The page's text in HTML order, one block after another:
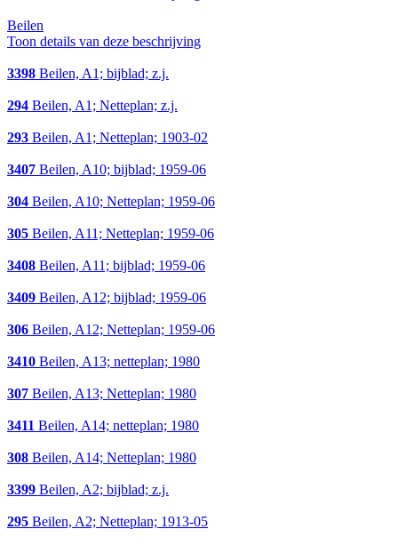
Beilen
Toon details van deze beschrijving
3398 Beilen, A1; bijblad; z.j.
294 Beilen, A1; Netteplan; z.j.
293 Beilen, A1; Netteplan; 1903-02
3407 Beilen, A10; bijblad; 1959-06
304 Beilen, A10; Netteplan; 1959-06
305 Beilen, A11; Netteplan; 1959-06
3408 Beilen, A11; bijblad; 1959-06
3409 Beilen, A12; bijblad; 1959-06
306 Beilen, A12; Netteplan; 1959-06
3410 Beilen, A13; netteplan; 1980
307 Beilen, A13; Netteplan; 1980
3411 Beilen, A14; netteplan; 1980
308 Beilen, A14; Netteplan; 1980
3399 Beilen, A2; bijblad; z.j.
295 Beilen, A2; Netteplan; 1913-05